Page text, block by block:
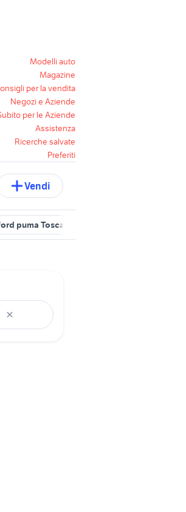
Modelli auto
Magazine
per la vendita
Negozi e Aziende
per le Aziende
Assistenza
Ricerche salvate
Preferiti
Vendi
puma Toscana